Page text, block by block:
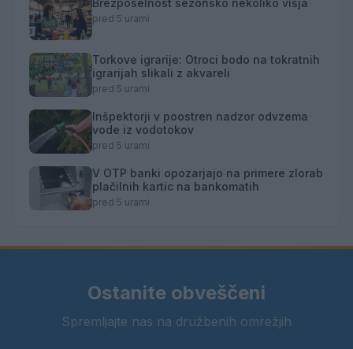
Brezposelnost sezonsko nekoliko višja
pred 5 urami
Torkove igrarije: Otroci bodo na tokratnih
igrarijah slikali z akvareli
pred 5 urami
Inšpektorji v poostren nadzor odvzema
vode iz vodotokov
pred 5 urami
V OTP banki opozarjajo na primere zlorab
plačilnih kartic na bankomatih
pred 5 urami
Ostanite obveščeni
Spremljajte nas na družbenih omrežjih